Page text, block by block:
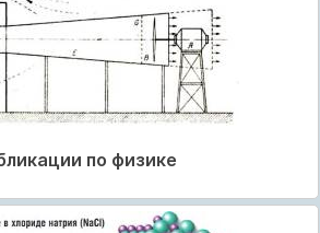
по физике